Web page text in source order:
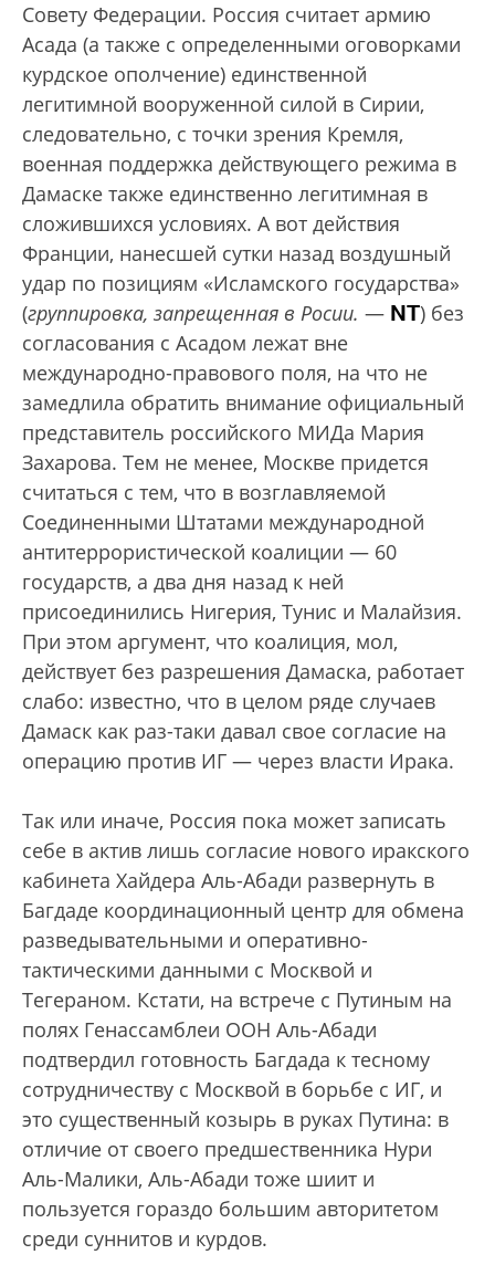
Совету Федерации. Россия считает армию
Асада (а также с определенными оговорками
курдское ополчение) единственной
легитимной вооруженной силой в Сирии,
следовательно, с точки зрения Кремля,
военная поддержка действующего режима в
Дамаске также единственно легитимная в
сложившихся условиях. А вот действия
Франции, нанесшей сутки назад воздушный
удар по позициям «Исламского государства»
(группировка, запрещенная в Росии. — NT) без
согласования с Асадом лежат вне
международно-правового поля, на что не
замедлила обратить внимание официальный
представитель российского МИДа Мария
Захарова. Тем не менее, Москве придется
считаться с тем, что в возглавляемой
Соединенными Штатами международной
антитеррористической коалиции — 60
государств, а два дня назад к ней
присоединились Нигерия, Тунис и Малайзия.
При этом аргумент, что коалиция, мол,
действует без разрешения Дамаска, работает
слабо: известно, что в целом ряде случаев
Дамаск как раз-таки давал свое согласие на
операцию против ИГ — через власти Ирака.
Так или иначе, Россия пока может записать
себе в актив лишь согласие нового иракского
кабинета Хайдера Аль-Абади развернуть в
Багдаде координационный центр для обмена
разведывательными и оперативно-
тактическими данными с Москвой и
Тегераном. Кстати, на встрече с Путиным на
полях Генассамблеи ООН Аль-Абади
подтвердил готовность Багдада к тесному
сотрудничеству с Москвой в борьбе с ИГ, и
это существенный козырь в руках Путина: в
отличие от своего предшественника Нури
Аль-Малики, Аль-Абади тоже шиит и
пользуется гораздо большим авторитетом
среди суннитов и курдов.